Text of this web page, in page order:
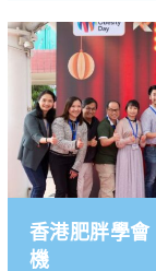
香港肥胖學
機